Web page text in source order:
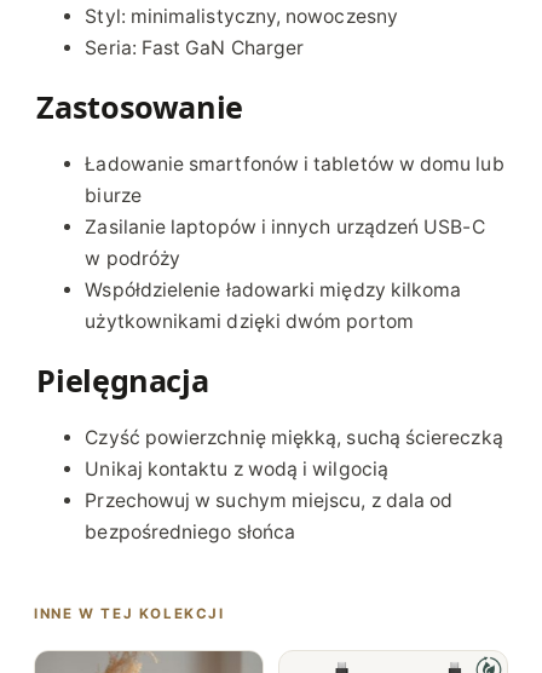
d
W
P
B
Styl: minimalistyczny, nowoczesny
Seria: Fast GaN Charger
Zastosowanie
Ładowanie smartfonów i tabletów w domu lub
biurze
Zasilanie laptopów i innych urządzeń USB-C
w podróży
Współdzielenie ładowarki między kilkoma
użytkownikami dzięki dwóm portom
Pielęgnacja
Czyść powierzchnię miękką, suchą ściereczką
Unikaj kontaktu z wodą i wilgocią
Przechowuj w suchym miejscu, z dala od
bezpośredniego słońca
INNE W TEJ KOLEKCJI